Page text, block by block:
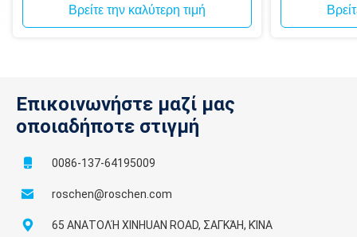
Βρείτε την καλύτερη τιμή
Επικοινωνήστε μαζί μας
οποιαδήποτε στιγμή
0086-137-64195009
roschen@roschen.com
65 ΑΝΑΤΟΛΉ XINHUAN ROAD, ΣΑΓΚΆΗ, ΚΊΝΑ